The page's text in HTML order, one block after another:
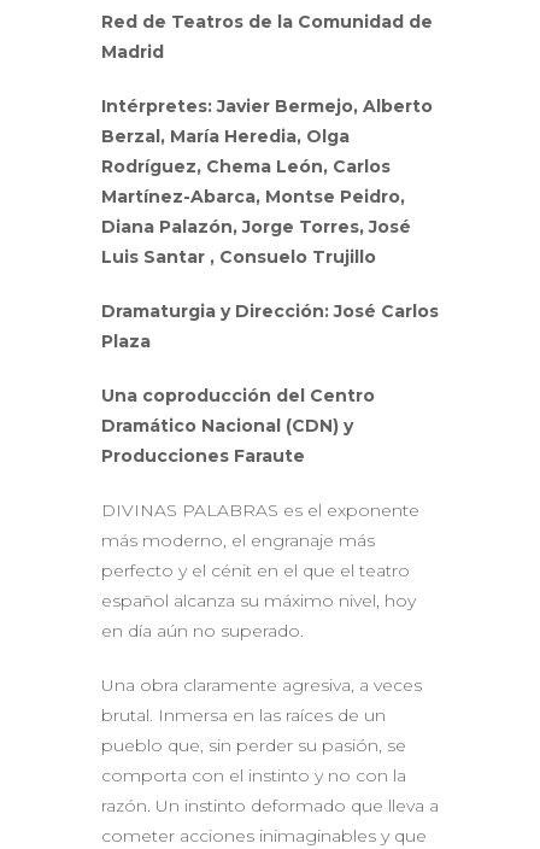
Red de Teatros de la Comunidad de
Madrid
Intérpretes:Javier Bermejo, Alberto
Berzal, María Heredia, Olga
Rodríguez, Chema León, Carlos
Martínez-Abarca, Montse Peidro,
Diana Palazón, Jorge Torres, José
Luis Santar , Consuelo Trujillo
Dramaturgia y Dirección: José Carlos
Plaza
Una coproducción del Centro
Dramático Nacional (CDN) y
Producciones Faraute
DIVINAS PALABRAS es el exponente
más moderno, el engranaje más
perfecto y el cénit en el que el teatro
español alcanza su máximo nivel, hoy
en día aún no superado.
Una obra claramente agresiva, a veces
brutal. Inmersa en las raíces de un
pueblo que, sin perder su pasión, se
comporta con el instinto y no con la
razón. Un instinto deformado que lleva a
cometer acciones inimaginables y que